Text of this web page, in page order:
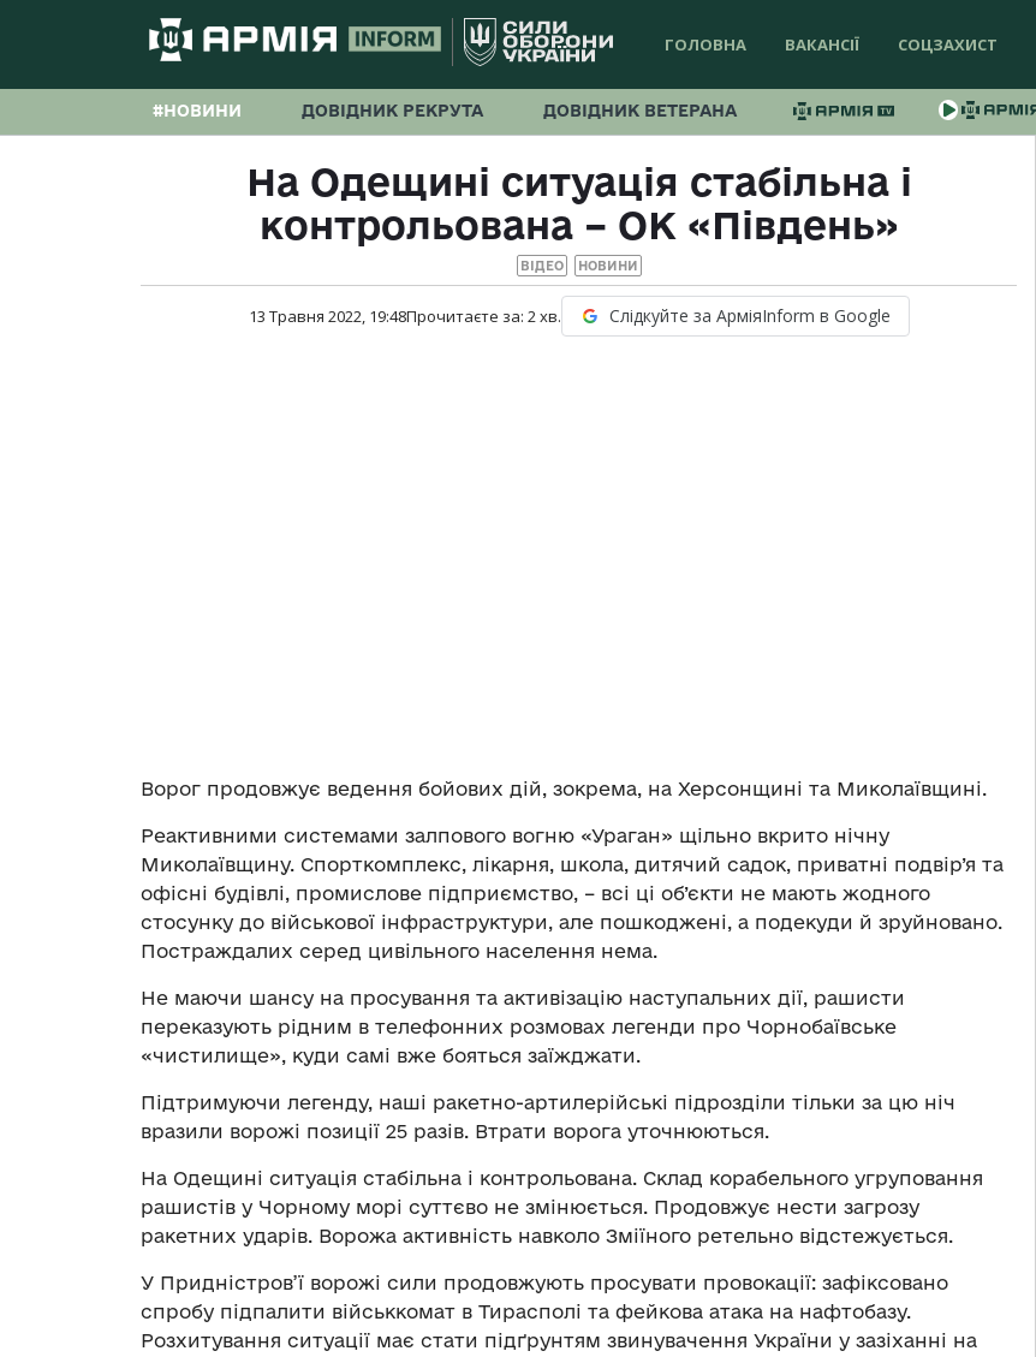
ГОЛОВНА ВАКАНСІЇ СОЦЗАХИСТ
#НОВИНИ ДОВІДНИК РЕКРУТА ДОВІДНИК ВЕТЕРАНА
На Одещині ситуація стабільна і
контрольована – ОК «Південь»
ВІДЕО НОВИНИ
13 Травня 2022, 19:48Прочитаєте за: 2хв. Слідкуйте за АрміяInform в Google
Ворог продовжує ведення бойових дій, зокрема, на Херсонщині та Миколаївщині.
Реактивними системами залпового вогню «Ураган» щільно вкрито нічну
Миколаївщину. Спорткомплекс, лікарня, школа, дитячий садок, приватні подвір’я та
офісні будівлі, промислове підприємство, – всі ці об’єкти не мають жодного
стосунку до військової інфраструктури, але пошкоджені, а подекуди й зруйновано.
Постраждалих серед цивільного населення нема.
Не маючи шансу на просування та активізацію наступальних дії, рашисти
переказують рідним в телефонних розмовах легенди про Чорнобаївське
«чистилище», куди самі вже бояться заїжджати.
Підтримуючи легенду, наші ракетно-артилерійські підрозділи тільки за цю ніч
вразили ворожі позиції 25 разів. Втрати ворога уточнюються.
На Одещині ситуація стабільна і контрольована. Склад корабельного угруповання
рашистів у Чорному морі суттєво не змінюється. Продовжує нести загрозу
ракетних ударів. Ворожа активність навколо Зміїного ретельно відстежується.
У Придністров’ї ворожі сили продовжують просувати провокації: зафіксовано
спробу підпалити військкомат в Тирасполі та фейкова атака на нафтобазу.
Розхитування ситуації має стати підґрунтям звинувачення України у зазіханні на